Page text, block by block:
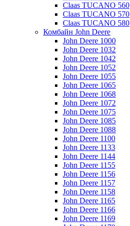
Claas TUCANO 560
Claas TUCANO 570
Claas TUCANO 580
Комбайн John Deere
John Deere 1000
John Deere 1032
John Deere 1042
John Deere 1052
John Deere 1055
John Deere 1065
John Deere 1068
John Deere 1072
John Deere 1075
John Deere 1085
John Deere 1088
John Deere 1100
John Deere 1133
John Deere 1144
John Deere 1155
John Deere 1156
John Deere 1157
John Deere 1158
John Deere 1165
John Deere 1166
John Deere 1169